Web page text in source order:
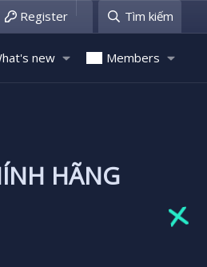
Register Tìm kiếm
new Members
HÃNG